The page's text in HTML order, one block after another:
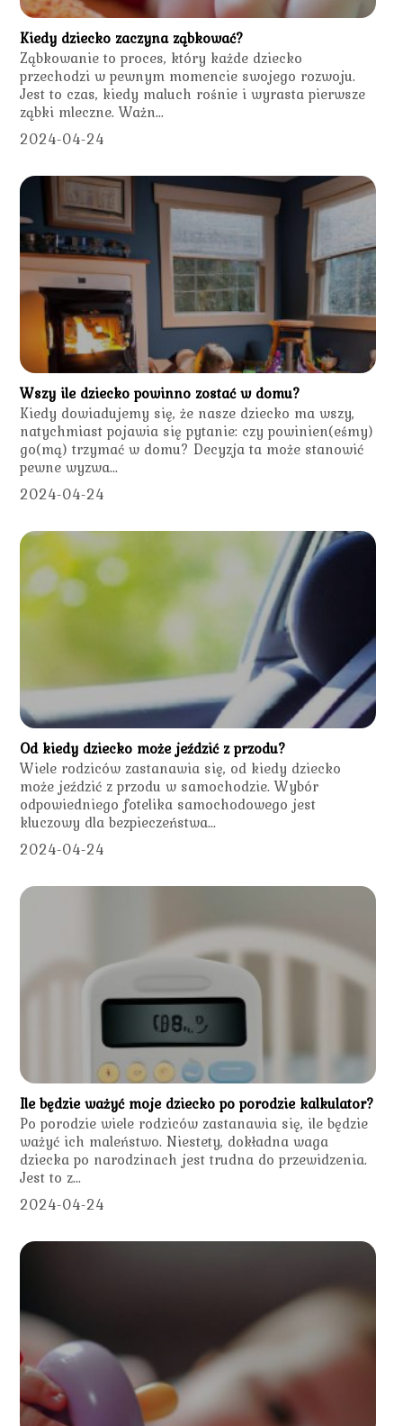
Kiedy dziecko zaczyna ząbkować?
Ząbkowanie to proces, który każde dziecko
przechodzi w pewnym momencie swojego rozwoju.
Jest to czas, kiedy maluch rośnie i wyrasta pierwsze
ząbki mleczne. Ważn...
2024-04-24
Wszy ile dziecko powinno zostać w domu?
Kiedy dowiadujemy się, że nasze dziecko ma wszy,
natychmiast pojawia się pytanie: czy powinien(eśmy)
go(mą) trzymać w domu? Decyzja ta może stanowić
pewne wyzwa...
2024-04-24
Od kiedy dziecko może jeździć z przodu?
Wiele rodziców zastanawia się, od kiedy dziecko
może jeździć z przodu w samochodzie. Wybór
odpowiedniego fotelika samochodowego jest
kluczowy dla bezpieczeństwa...
2024-04-24
Ile będzie ważyć moje dziecko po porodzie kalkulator?
Po porodzie wiele rodziców zastanawia się, ile będzie
ważyć ich maleństwo. Niestety, dokładna waga
dziecka po narodzinach jest trudna do przewidzenia.
Jest to z...
2024-04-24